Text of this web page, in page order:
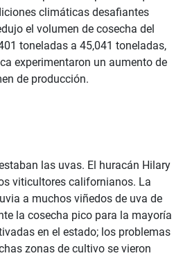
climáticas desafiantes
el volumen de cosecha del
toneladas a 45,041 toneladas,
experimentaron un aumento de
de producción.
las uvas. El huracán Hilary
viticultores californianos. La
a muchos viñedos de uva de
la cosecha pico para la mayoría
en el estado; los problemas
zonas de cultivo se vieron